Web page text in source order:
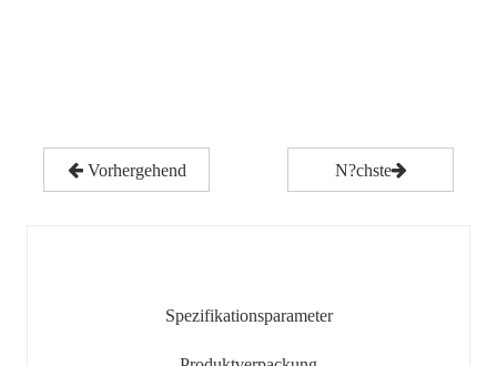
Vorhergehend N?chste
Spezifikationsparameter